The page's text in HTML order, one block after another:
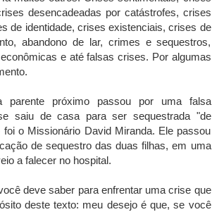
desencadeadas por catástrofes, crises
de identidade, crises existenciais, crises de
abandono de lar, crimes e sequestros,
e até falsas crises. Por algumas
próximo passou por uma falsa
saiu de casa para ser sequestrada "de
o Missionário David Miranda. Ele passou
de sequestro das duas filhas, em uma
a falecer no hospital.
deve saber para enfrentar uma crise que
deste texto: meu desejo é que, se você